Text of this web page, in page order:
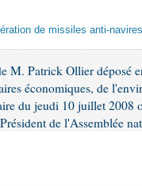
de missiles anti-
M. Patrick Ollier déposé
économiques, de
du jeudi 10 juillet 2008
de l'Assemblée